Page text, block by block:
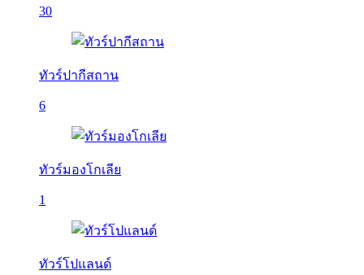
30
ทัวร์ปากีสถาน
6
ทัวร์มองโกเลีย
1
ทัวร์โปแลนด์